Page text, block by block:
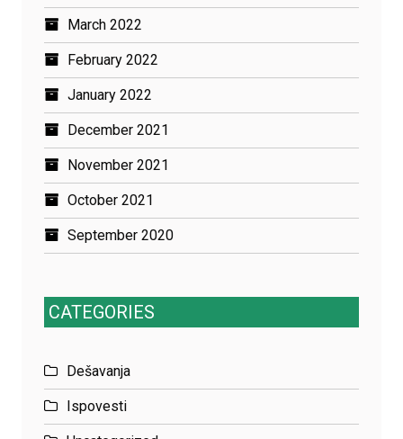
March 2022
February 2022
January 2022
December 2021
November 2021
October 2021
September 2020
CATEGORIES
Dešavanja
Ispovesti